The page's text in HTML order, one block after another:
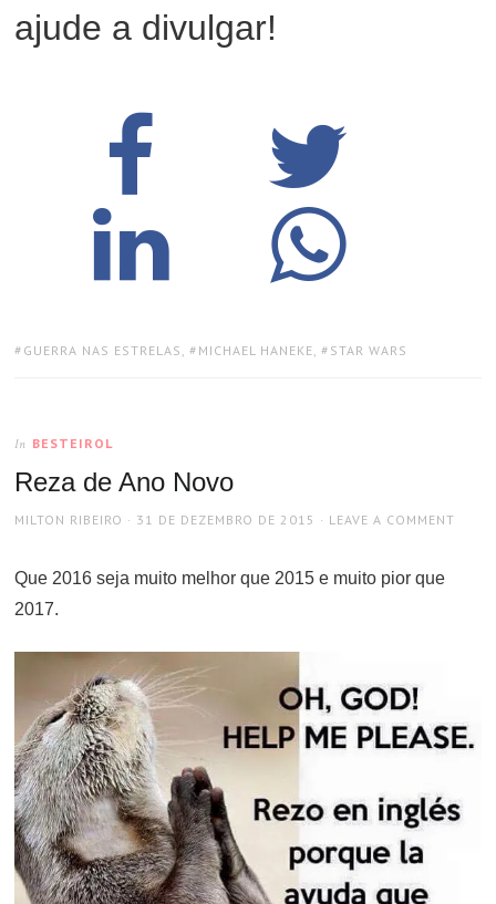
ajude a divulgar!
TAGS:
GUERRA NAS ESTRELAS , MICHAEL HANEKE, STAR WARS
In BESTEIROL
Reza de Ano Novo
AUTHOR
MILTON RIBEIRO
POSTED
31 DE DEZEMBRO DE 2015 LEAVE A COMMENT
Que 2016 seja muito melhor que 2015 e muito pior que
2017.